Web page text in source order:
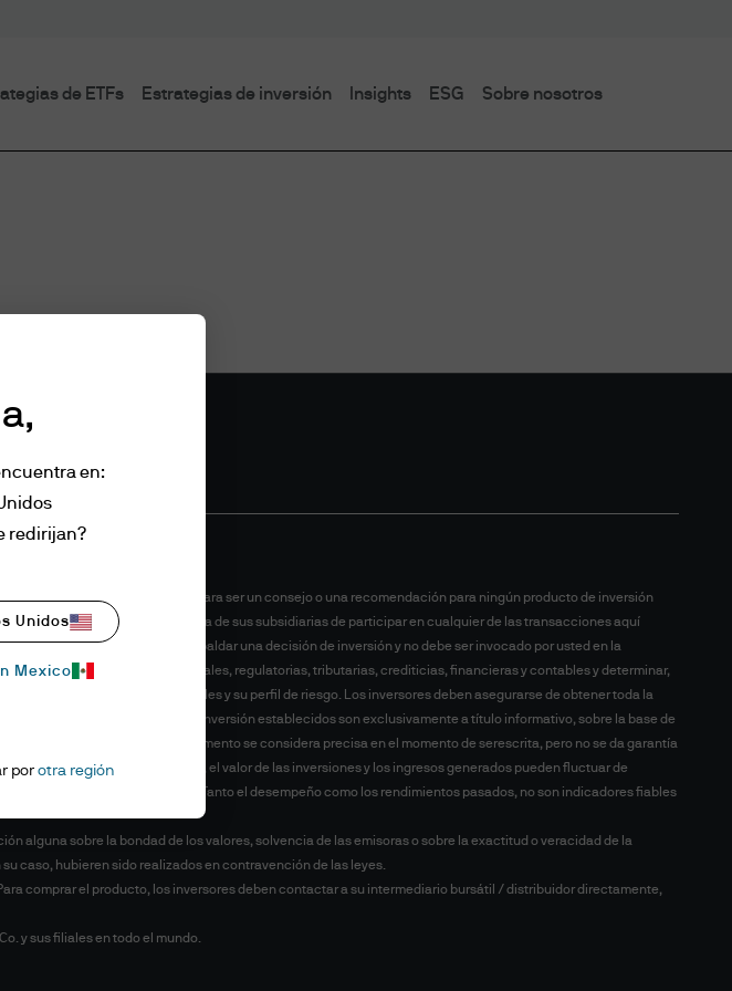
de ETFs Estrategias de inversión Insights ESG Sobre nosotros
está diseñado ni destinado para ser un consejo o una recomendación para ningún producto de inversión
Asset Management o cualquiera de sus subsidiarias de participar en cualquier de las transacciones aquí
suficiente para respaldar una decisión de inversión y no debe ser invocado por usted en la
de las implicaciones legales, regulatorias, tributarias, crediticias, financieras y contables y determinar,
para sus objetivos personales y su perfil de riesgo. Los inversores deben asegurarse de obtener toda la
técnicas y las estrategias de inversión establecidos son exclusivamente a título informativo, sobre la base de
presentada en este documento se considera precisa en el momento de serescrita, pero no se da garantía
inversiones conllevan riesgos, el valor de las inversiones y los ingresos generados pueden fluctuar de
en ciertas circunstancias. Tanto el desempeño como los rendimientos pasados, no son indicadores fiables
alguna sobre la bondad de los valores, solvencia de las emisoras o sobre la exactitud o veracidad de la
caso, hubieren sido realizados en contravención de las leyes.
comprar el producto, los inversores deben contactar a su intermediario bursátil / distribuidor directamente,
y sus filiales en todo el mundo.
en:
redirijan?
Unidos
Mexico
por otra región